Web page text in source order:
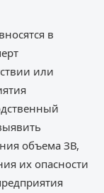
в
или
объема ЗВ,
их опасности